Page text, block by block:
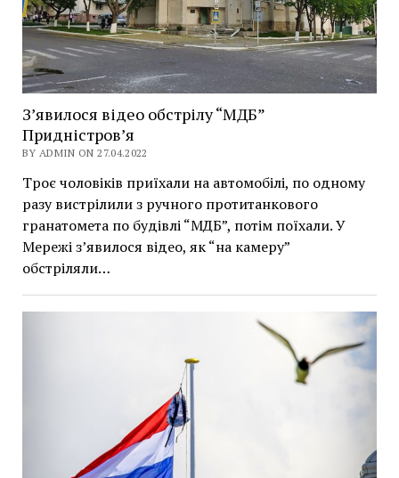
З’явилося відео обстрілу “МДБ”
Придністров’я
BY ADMIN ON 27.04.2022
Троє чоловіків приїхали на автомобілі, по одному
разу вистрілили з ручного протитанкового
гранатомета по будівлі “МДБ”, потім поїхали. У
Мережі з’явилося відео, як “на камеру”
обстріляли…